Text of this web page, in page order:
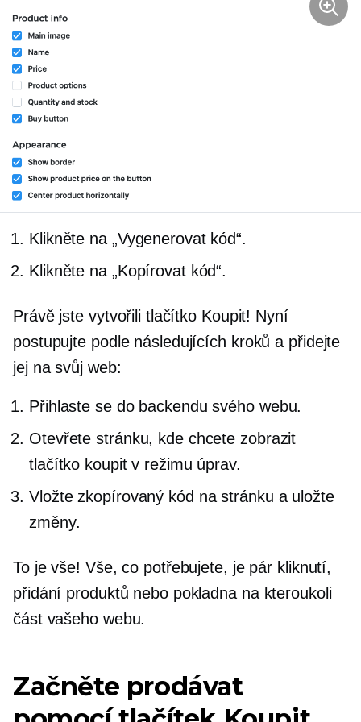
Klikněte na „Vygenerovat kód“.
Klikněte na „Kopírovat kód“.
Právě jste vytvořili tlačítko Koupit! Nyní
postupujte podle následujících kroků a přidejte
jej na svůj web:
Přihlaste se do backendu svého webu.
Otevřete stránku, kde chcete zobrazit
tlačítko koupit v režimu úprav.
Vložte zkopírovaný kód na stránku a uložte
změny.
To je vše! Vše, co potřebujete, je pár kliknutí,
přidání produktů nebo pokladna na kteroukoli
část vašeho webu.
Začněte prodávat